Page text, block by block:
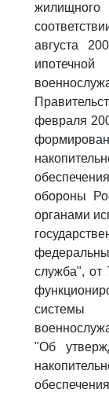
августа
февраля
обороны
органами
служба", от
"Об